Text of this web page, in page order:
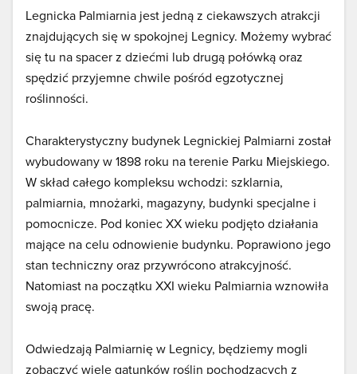
Legnicka Palmiarnia jest jedną z ciekawszych atrakcji
znajdujących się w spokojnej Legnicy. Możemy wybrać
się tu na spacer z dziećmi lub drugą połówką oraz
spędzić przyjemne chwile pośród egzotycznej
roślinności.
Charakterystyczny budynek Legnickiej Palmiarni został
wybudowany w 1898 roku na terenie Parku Miejskiego.
W skład całego kompleksu wchodzi: szklarnia,
palmiarnia, mnożarki, magazyny, budynki specjalne i
pomocnicze. Pod koniec XX wieku podjęto działania
mające na celu odnowienie budynku. Poprawiono jego
stan techniczny oraz przywrócono atrakcyjność.
Natomiast na początku XXI wieku Palmiarnia wznowiła
swoją pracę.
Odwiedzają Palmiarnię w Legnicy, będziemy mogli
zobaczyć wiele gatunków roślin pochodzących z